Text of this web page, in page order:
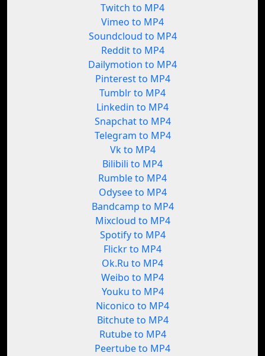
Twitch to MP4
Vimeo to MP4
Soundcloud to MP4
Reddit to MP4
Dailymotion to MP4
Pinterest to MP4
Tumblr to MP4
Linkedin to MP4
Snapchat to MP4
Telegram to MP4
Vk to MP4
Bilibili to MP4
Rumble to MP4
Odysee to MP4
Bandcamp to MP4
Mixcloud to MP4
Spotify to MP4
Flickr to MP4
Ok.Ru to MP4
Weibo to MP4
Youku to MP4
Niconico to MP4
Bitchute to MP4
Rutube to MP4
Peertube to MP4